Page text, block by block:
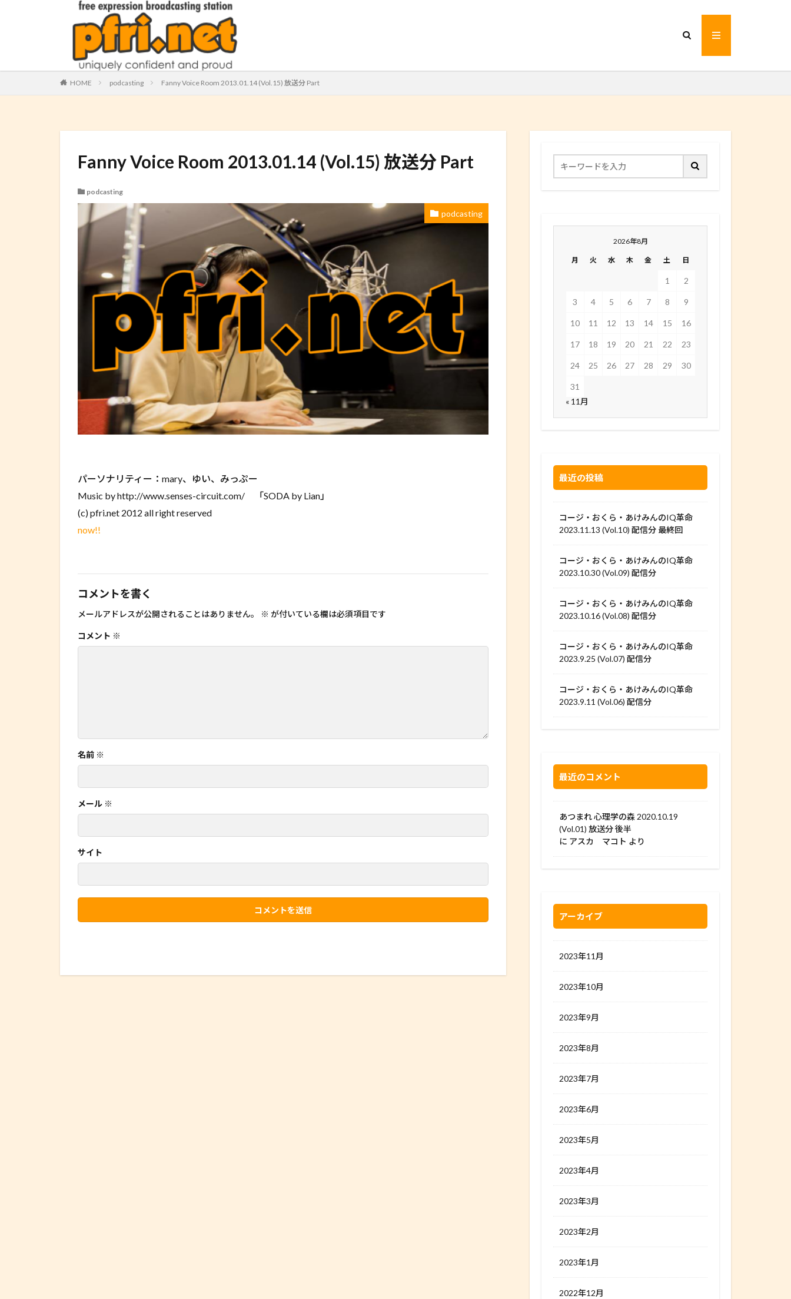
HOME podcasting Fanny Voice Room 2013.01.14 (Vol.15) 放送分 Part
Fanny Voice Room 2013.01.14 (Vol.15) 放送分 Part
podcasting
podcasting
パーソナリティー：mary、ゆい、みっぷー
Music by http://www.senses-circuit.com/ 「SODA by Lian」
(c) pfri.net 2012 all right reserved
now!!
コメントを書く
メールアドレスが公開されることはありません。 ※ が付いている欄は必須項目です
コメント ※
名前 ※
メール ※
サイト
2026年8月
月 火 水 木 金 土 日
1 2
3 4 5 6 7 8 9
10 11 12 13 14 15 16
17 18 19 20 21 22 23
24 25 26 27 28 29 30
31
« 11月
最近の投稿
コージ・おくら・あけみんのIQ革命
2023.11.13 (Vol.10) 配信分 最終回
コージ・おくら・あけみんのIQ革命
2023.10.30 (Vol.09) 配信分
コージ・おくら・あけみんのIQ革命
2023.10.16 (Vol.08) 配信分
コージ・おくら・あけみんのIQ革命
2023.9.25 (Vol.07) 配信分
コージ・おくら・あけみんのIQ革命
2023.9.11 (Vol.06) 配信分
最近のコメント
あつまれ 心理学の森 2020.10.19
(Vol.01) 放送分 後半
に アスカ マコト より
アーカイブ
2023年11月
2023年10月
2023年9月
2023年8月
2023年7月
2023年6月
2023年5月
2023年4月
2023年3月
2023年2月
2023年1月
2022年12月